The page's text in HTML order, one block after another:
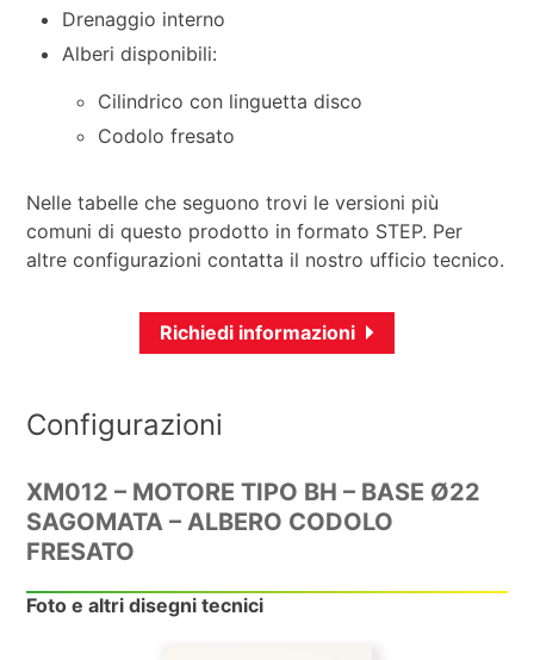
Drenaggio interno
Alberi disponibili:
Cilindrico con linguetta disco
Codolo fresato
Nelle tabelle che seguono trovi le versioni più
comuni di questo prodotto in formato STEP. Per
altre configurazioni contatta il nostro ufficio tecnico.
Richiedi informazioni
Configurazioni
XM012 – MOTORE TIPO BH – BASE Ø22
SAGOMATA – ALBERO CODOLO
FRESATO
Foto e altri disegni tecnici